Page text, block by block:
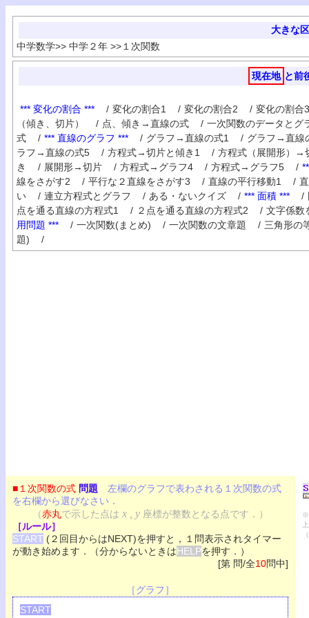
大きな
中学数学>> 中学２年 >> １次関数
現在地 と前
*** 変化の割合 *** / 変化の割合1 / 変化の割合2 / 変化の割合3
（傾き、切片）
/ 点、傾き→直線の式 / 一次関数のデータとグ
式
/ *** 直線のグラフ *** / グラフ→直線の式1 / グラフ→直線
ラフ→直線の式5
/ 方程式→切片と傾き1 / 方程式（展開形）→
き
/ 展開形→切片 / 方程式→グラフ4 / 方程式→グラフ5 /
線をさがす2
/ 平行な２直線をさがす3 / 直線の平行移動1 /
い
/ 連立方程式とグラフ / ある・ないクイズ / *** 面積 *** /
点を通る直線の方程式1
/ ２点を通る直線の方程式2 / 文字係数
用問題 ***
/ 一次関数(まとめ) / 一次関数の文章題 / 三角形の
題)
/
■１次関数の式 問題
左欄のグラフで表わされる１次関数の式
を右欄から選びなさい．
（赤丸で示した点は x , y 座標が整数となる点です．）
［ルール］
START (２回目からはNEXT)を押すと，１問表示されタイマー
が動き始めます．（分からないときはHELPを押す．）
[第 問/全10問中]
※
［グラフ］
START